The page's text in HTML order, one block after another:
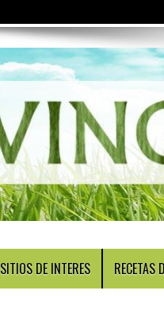
SITIOS DE INTERES RECETAS